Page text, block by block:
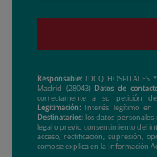
Responsable: IDCQ
Madrid (28043) Datos de
correctamente a su petición
Legitimación: Interés legítimo
Destinatarios: los datos
legal o previo consentimiento del
acceso, rectificación, supresión,
como se explica en la Información